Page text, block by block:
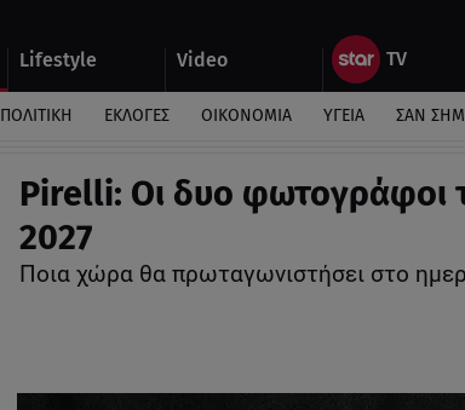
Lifestyle Video
ΠΟΛΙΤΙΚΗ ΕΚΛΟΓΕΣ ΟΙΚΟΝΟΜΙΑ ΥΓΕΙΑ ΣΑΝ
Pirelli: Οι δυο φωτογράφοι
2027
Ποια χώρα θα πρωταγωνιστήσει στο